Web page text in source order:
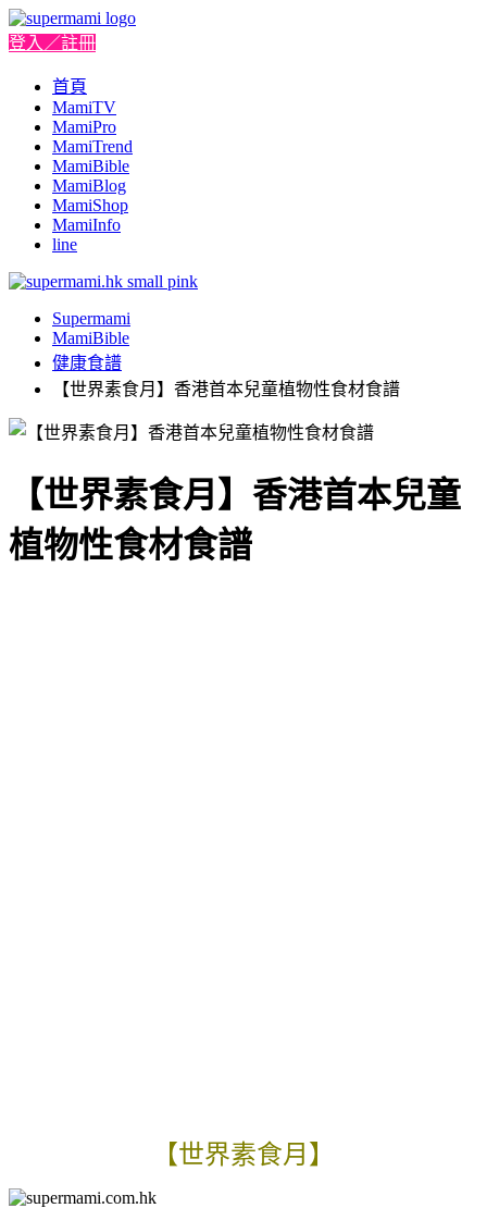
登入／註冊
首頁
MamiTV
MamiPro
MamiTrend
MamiBible
MamiBlog
MamiShop
MamiInfo
line
Supermami
MamiBible
健康食譜
【世界素食月】香港首本兒童植物性食材食譜
【世界素食月】香港首本兒童
植物性食材食譜
【世界素食月】